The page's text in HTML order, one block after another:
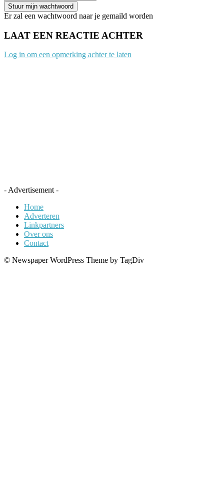
Er zal een wachtwoord naar je gemaild worden
LAAT EEN REACTIE ACHTER
Log in om een opmerking achter te laten
- Advertisement -
Home
Adverteren
Linkpartners
Over ons
Contact
© Newspaper WordPress Theme by TagDiv